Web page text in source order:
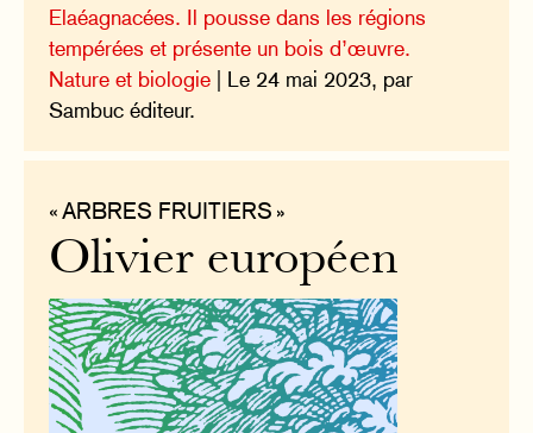
Elaéagnacées. Il pousse dans les régions
tempérées et présente un bois d’œuvre.
Nature et biologie | Le 24 mai 2023, par
Sambuc éditeur.
« ARBRES FRUITIERS »
Olivier européen